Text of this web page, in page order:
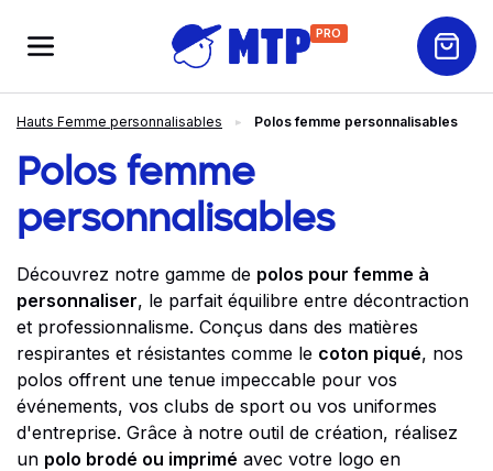
PRO
Hauts Femme personnalisables Polos femme personnalisables
Polos femme
personnalisables
Découvrez notre gamme de polos pour femme à
personnaliser, le parfait équilibre entre décontraction
et professionnalisme. Conçus dans des matières
respirantes et résistantes comme le coton piqué, nos
polos offrent une tenue impeccable pour vos
événements, vos clubs de sport ou vos uniformes
d'entreprise. Grâce à notre outil de création, réalisez
un polo brodé ou imprimé avec votre logo en